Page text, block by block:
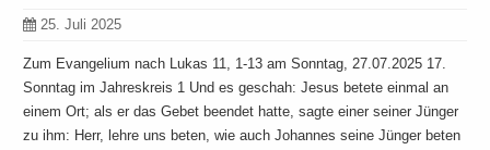
25. Juli 2025
Zum Evangelium nach Lukas 11, 1-13 am Sonntag, 27.07.2025 17.
Sonntag im Jahreskreis 1 Und es geschah: Jesus betete einmal an
einem Ort; als er das Gebet beendet hatte, sagte einer seiner Jünger
zu ihm: Herr, lehre uns beten, wie auch Johannes seine Jünger beten